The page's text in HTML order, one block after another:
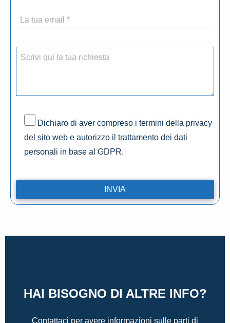
Dichiaro di aver compreso i termini della privacy
del sito web e autorizzo il trattamento dei dati
personali in base al GDPR.
HAI BISOGNO DI ALTRE INFO?
Contattaci per avere informazioni sulle parti di